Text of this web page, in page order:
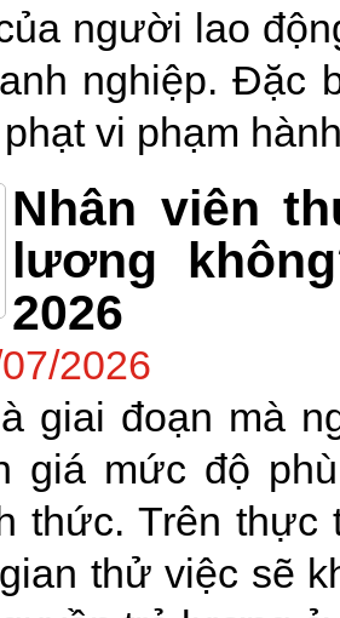
người lao
nghiệp. Đặc
vi phạm
Nhân viên
lương
2026
2026
giai đoạn mà
giá mức độ
thức. Trên
thử việc sẽ